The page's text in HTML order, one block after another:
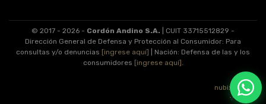
© 2017 - 2026 - Cordón Andino S.A. | CUIT 33715512829 -
Dirección General de Defensa y Protección al Consumidor: Para
consultas y/o denuncias [ingrese aquí]
| Nación: Defensa de las y los
consumidores [ingrese aquí] .
nubixstore®
v13.08.1